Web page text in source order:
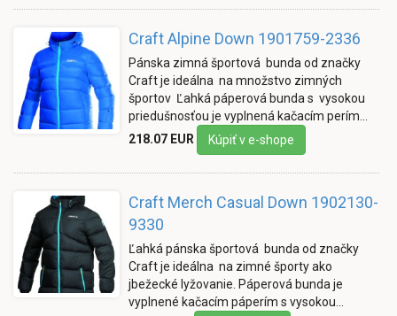
Craft Alpine Down 1901759-2336
Pánska zimná športová bunda od značky
Craft je ideálna na množstvo zimných
športov Ľahká páperová bunda s vysokou
priedušnosťou je vyplnená kačacím perím…
218.07 EUR
Kúpiť v e-shope
Craft Merch Casual Down 1902130-
9330
Ľahká pánska športová bunda od značky
Craft je ideálna na zimné športy ako
jbežecké lyžovanie. Páperová bunda je
vyplnené kačacím páperím s vysokou…